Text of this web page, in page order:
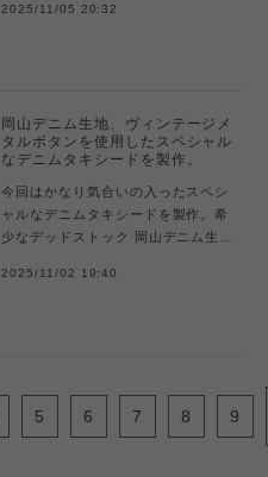
のフィールドコートを参考に製作。
2025/11/05 20:32
岡山デニム生地、ヴィンテージメ
タルボタンを使用したスペシャル
なデニムタキシードを製作。
今回はかなり気合いの入ったスペシ
ャルなデニムタキシードを製作。希
少なデッドストック 岡山デニム生地
2025/11/02 19:40
5 6 7 8 9